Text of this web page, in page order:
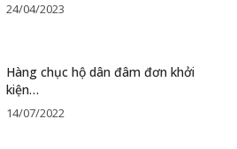
24/04/2023
Hàng chục hộ dân đâm đơn khởi
kiện…
14/07/2022